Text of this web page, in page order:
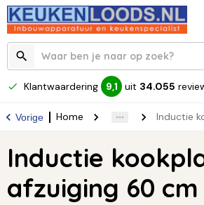
Klantwaardering 9,1 uit 34.055
Vorige Home Inductie
Inductie
afzuiging 60 cm